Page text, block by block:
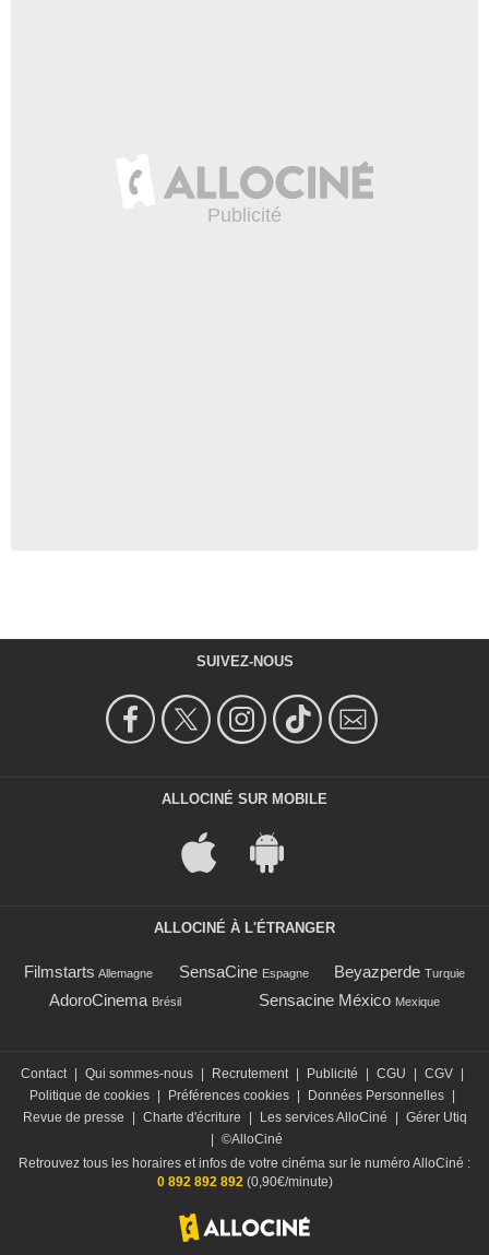
SUIVEZ-NOUS
ALLOCINÉ SUR MOBILE
ALLOCINÉ À L'ÉTRANGER
Filmstarts Allemagne SensaCine Espagne Beyazperde Turquie
AdoroCinema Brésil Sensacine México Mexique
Contact Qui sommes-nous Recrutement Publicité CGU CGV
Politique de cookies
Préférences cookies Données Personnelles
Revue de presse
Charte d'écriture Les services AlloCiné
Gérer Utiq
©AlloCiné
Retrouvez tous les horaires et infos de votre cinéma sur le numéro AlloCiné :
0 892 892 892(0,90€/minute)